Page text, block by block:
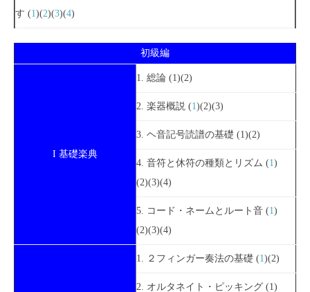
す (1)(2)(3)(4)
初級編
I 基礎楽典
1. 総論 (1)(2)
2. 楽器概説 (1)(2)(3)
3. ヘ音記号読譜の基礎 (1)(2)
4. 音符と休符の種類とリズム (1)
(2)(3)(4)
5. コード・ネームとルート音 (1)
(2)(3)(4)
1. ２フィンガー奏法の基礎 (1)(2)
2. オルタネイト・ピッキング (1)